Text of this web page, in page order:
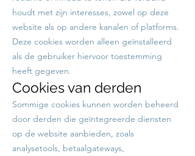
houdt met zijn interesses, zowel op deze
website als op andere kanalen of platforms.
Deze cookies worden alleen geïnstalleerd
als de gebruiker hiervoor toestemming
heeft gegeven.
Cookies van derden
Sommige cookies kunnen worden beheerd
door derden die geïntegreerde diensten
op de website aanbieden, zoals
analysetools, betaalgateways,